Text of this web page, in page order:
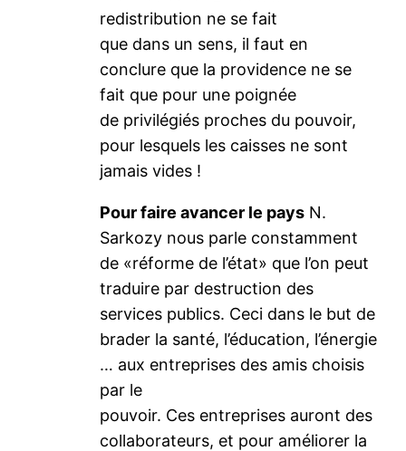
redistribution ne se fait
que dans un sens, il faut en
conclure que la providence ne se
fait que pour une poignée
de privilégiés proches du pouvoir,
pour lesquels les caisses ne sont
jamais vides !
Pour faire avancer le pays N.
Sarkozy nous parle constamment
de «réforme de l’état» que l’on peut
traduire par destruction des
services publics. Ceci dans le but de
brader la santé, l’éducation, l’énergie
… aux entreprises des amis choisis
par le
pouvoir. Ces entreprises auront des
collaborateurs, et pour améliorer la